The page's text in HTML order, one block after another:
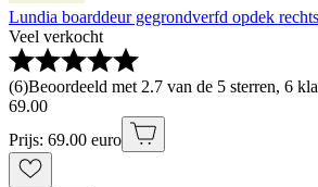
Lundia boarddeur gegrondverfd opdek
Veel verkocht
(6)Beoordeeld met 2.7 van de 5 sterren, 6
69.00
Prijs: 69.00 euro